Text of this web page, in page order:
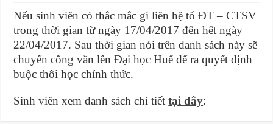
Nếu sinh viên có thắc mắc gì liên hệ tổ ĐT – CTSV
trong thời gian từ ngày 17/04/2017 đến hết ngày
22/04/2017. Sau thời gian nói trên danh sách này sẽ
chuyển công văn lên Đại học Huế để ra quyết định
buộc thôi học chính thức.
Sinh viên xem danh sách chi tiếttại đây: